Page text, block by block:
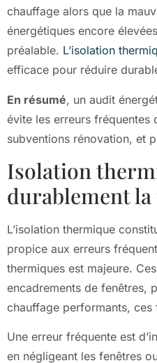
chauffage alors que la
énergétiques encore
préalable. L’isolation
efficace pour réduire
En résumé, un audit
évite les erreurs fréquentes
subventions rénovation, et
Isolation
durablement
L’isolation thermique
propice aux erreurs
thermiques est majeure.
encadrements de fenêtres,
chauffage performants, ces
Une erreur fréquente est
en négligeant les fenêtres